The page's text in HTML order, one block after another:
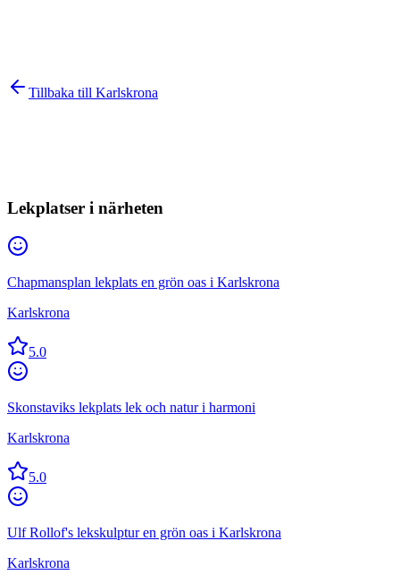
Tillbaka till Karlskrona
Lekplatser i närheten
Chapmansplan lekplats en grön oas i Karlskrona
Karlskrona
5.0
Skonstaviks lekplats lek och natur i harmoni
Karlskrona
5.0
Ulf Rollof's lekskulptur en grön oas i Karlskrona
Karlskrona